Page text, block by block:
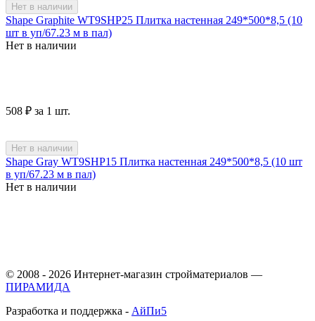
Нет в наличии
Shape Graphite WT9SHP25 Плитка настенная 249*500*8,5 (10
шт в уп/67.23 м в пал)
Нет в наличии
‍508‍ ₽ за 1 шт.
Нет в наличии
Shape Gray WT9SHP15 Плитка настенная 249*500*8,5 (10 шт
в уп/67.23 м в пал)
Нет в наличии
© 2008 - 2026 Интернет-магазин стройматериалов —
ПИРАМИДА
Разработка и поддержка - АйПи5